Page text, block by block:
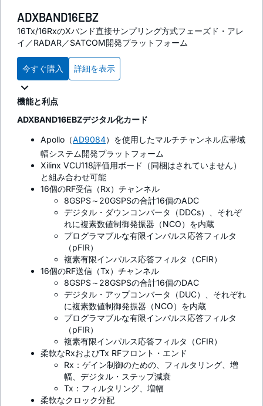
ADXBAND16EBZ
16Tx/16RxのXバンド直接サンプリング方式フェーズド・アレ
イ／RADAR／SATCOM開発プラットフォーム
今すぐ購入 詳細を表示
機能と利点
ADXBAND16EBZデジタル化カード
Apollo（AD9084）を使用したマルチチャンネル広帯域
幅システム開発プラットフォーム
Xilinx VCU118評価用ボード（同梱はされていません）
と組み合わせ可能
16個のRF受信（Rx）チャンネル
8GSPS～20GSPSの合計16個のADC
デジタル・ダウンコンバータ（DDCs）、それぞ
れに複素数値制御発振器（NCO）を内蔵
プログラマブルな有限インパルス応答フィルタ
（pFIR）
複素有限インパルス応答フィルタ（CFIR）
16個のRF送信（Tx）チャンネル
8GSPS～28GSPSの合計16個のDAC
デジタル・アップコンバータ（DUC）、それぞれ
に複素数値制御発振器（NCO）を内蔵
プログラマブルな有限インパルス応答フィルタ
（pFIR）
複素有限インパルス応答フィルタ（CFIR）
柔軟なRxおよびTx RFフロント・エンド
Rx：ゲイン制御のための、フィルタリング、増
幅、デジタル・ステップ減衰
Tx：フィルタリング、増幅
柔軟なクロック分配